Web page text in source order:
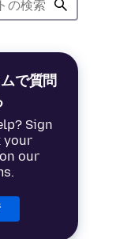
で質問
Sign
your
our